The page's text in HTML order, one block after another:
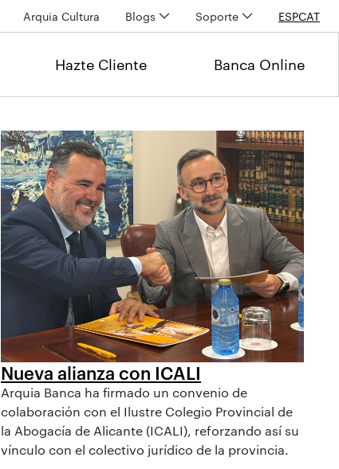
Arquia Cultura Blogs Soporte ESPCAT
Hazte Cliente Banca Online
Nueva alianza con ICALI
Arquia Banca ha firmado un convenio de
colaboración con el Ilustre Colegio Provincial de
la Abogacía de Alicante (ICALI), reforzando así su
vínculo con el colectivo jurídico de la provincia.